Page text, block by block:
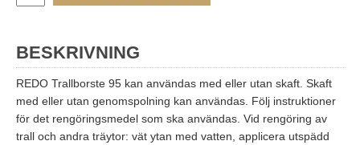
BESKRIVNING
REDO Trallborste 95 kan användas med eller utan skaft. Skaft
med eller utan genomspolning kan användas. Följ instruktioner
för det rengöringsmedel som ska användas. Vid rengöring av
trall och andra träytor: vät ytan med vatten, applicera utspädd